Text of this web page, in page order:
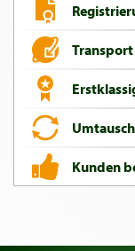
Kunden